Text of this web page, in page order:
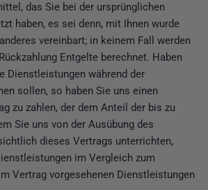
das Sie bei der ursprünglichen
haben, es sei denn, mit Ihnen wurde
vereinbart; in keinem Fall werden
Entgelte berechnet. Haben
Dienstleistungen während der
sollen, so haben Sie uns einen
zu zahlen, der dem Anteil der bis zu
Sie uns von der Ausübung des
dieses Vertrags unterrichten,
im Vergleich zum
Vertrag vorgesehenen Dienstleistungen